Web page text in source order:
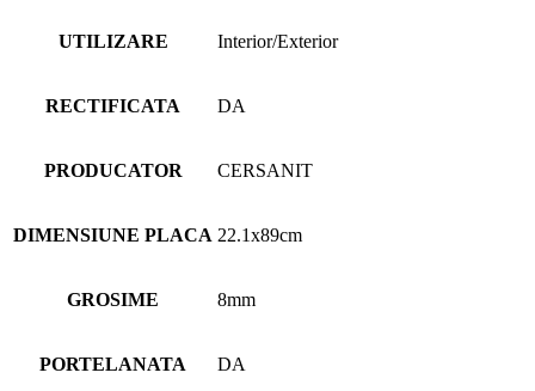
UTILIZARE Interior/Exterior
RECTIFICATA DA
PRODUCATOR CERSANIT
DIMENSIUNE PLACA 22.1x89cm
GROSIME 8mm
PORTELANATA DA